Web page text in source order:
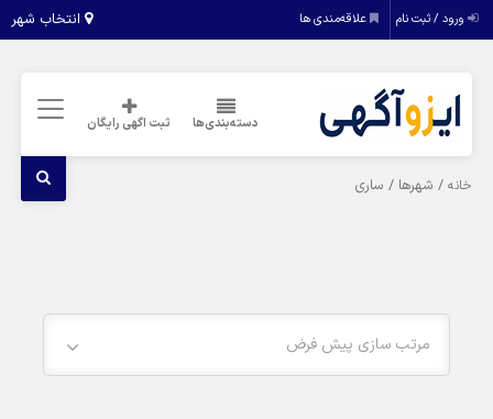
انتخاب شهر ورود / ثبت نام علاقه‌مندی ها
دسته‌بندی‌ها ثبت اگهی رایگان
خانه / شهرها / ساری
مرتب سازی پیش فرض